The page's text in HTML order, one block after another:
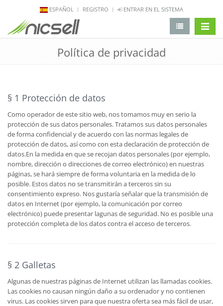
ESPAÑOL REGISTRO ENTRAR EN EL SISTEMA
Política de privacidad
§ 1 Protección de datos
Como operador de este sitio web, nos tomamos muy en serio la
protección de sus datos personales. Tratamos sus datos personales
de forma confidencial y de acuerdo con las normas legales de
protección de datos, así como con esta declaración de protección de
datos.En la medida en que se recojan datos personales (por ejemplo,
nombre, dirección o direcciones de correo electrónico) en nuestras
páginas, se hará siempre de forma voluntaria en la medida de lo
posible. Estos datos no se transmitirán a terceros sin su
consentimiento expreso. Nos gustaría señalar que la transmisión de
datos en Internet (por ejemplo, la comunicación por correo
electrónico) puede presentar lagunas de seguridad. No es posible una
protección completa de los datos contra el acceso de terceros.
§ 2 Galletas
Algunas de nuestras páginas de Internet utilizan las llamadas cookies.
Las cookies no causan ningún daño a su ordenador y no contienen
virus. Las cookies sirven para que nuestra oferta sea más fácil de usar,